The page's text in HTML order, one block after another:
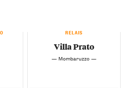
RELAIS
Villa Prato
— Mombaruzzo —